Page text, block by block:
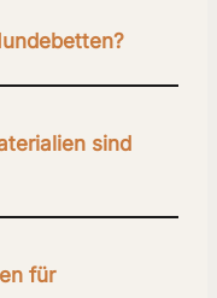
sind
für